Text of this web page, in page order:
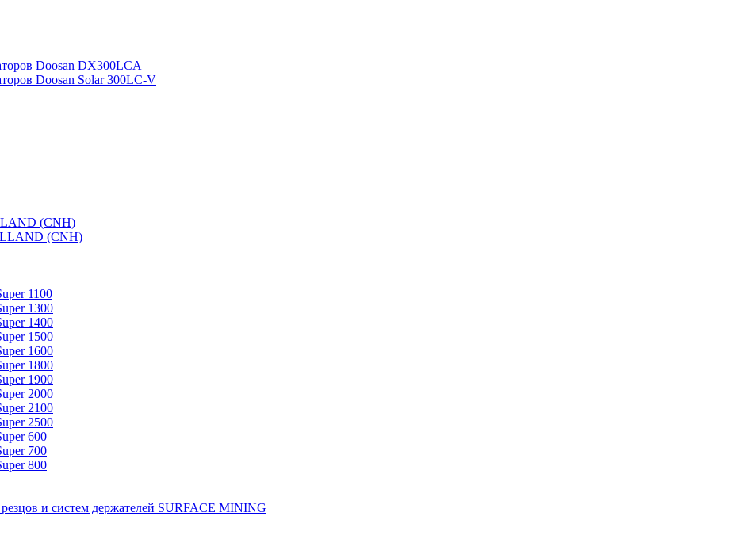
Doosan DX300LCA
Doosan Solar 300LC-V
(CNH)
(CNH)
1100
1300
1400
1500
1600
1800
1900
2000
2100
2500
600
700
800
и систем держателей SURFACE MINING